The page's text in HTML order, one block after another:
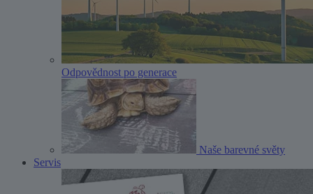
Odpovědnost po generace
Naše barevné světy
Servis